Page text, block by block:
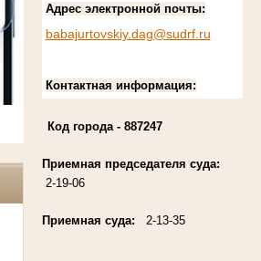
Адрес электронной почты:
babajurtovskiy.dag@sudrf.ru
Контактная информация:
Код города - 887247
Приемная председателя суда:
2-19-06
Приемная суда: 2-13-35